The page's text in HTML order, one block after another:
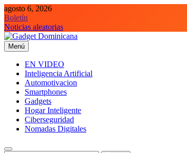
Saltar
al
contenido
agosto 6, 2026
Boletín
Noticias aleatorias
Gadget Dominicana
Gadgets y Tecnología de consumo
Menú
EN VIDEO
Inteligencia Artificial
Automotivacion
Smartphones
Gadgets
Hogar Inteligente
Ciberseguridad
Nomadas Digitales